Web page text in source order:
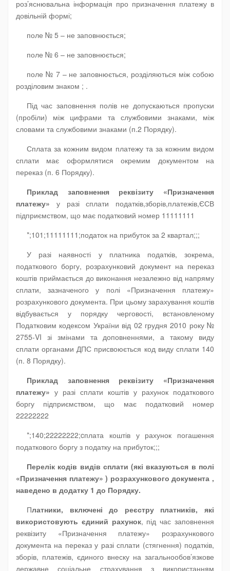
роз’яснювальна інформація про призначення платежу в
довільній формі;
поле № 5 – не заповнюється;
поле № 6 – не заповнюється;
поле № 7 – не заповнюється, розділяються між собою
розділовим знаком ; .
Під час заповнення полів не допускаються пропуски
(пробіли) між цифрами та службовими знаками, між
словами та службовими знаками (п.2 Порядку).
Сплата за кожним видом платежу та за кожним видом
сплати має оформлятися окремим документом на
переказ (п. 6 Порядку).
Приклад заповнення реквізиту «Призначення
платежу» у разі сплати податків,зборів,платежів,ЄСВ
підприємством, що має податковий номер 11111111
*;101;11111111;податок на прибуток за 2 квартал;;;
У разі наявності у платника податків, зокрема,
податкового боргу, розрахунковий документ на переказ
коштів приймається до виконання незалежно від напряму
сплати, зазначеного у полі «Призначення платежу»
розрахункового документа. При цьому зарахування коштів
відбувається у порядку черговості, встановленому
Податковим кодексом України від 02 грудня 2010 року №
2755-VI зі змінами та доповненнями, а такому виду
сплати органами ДПС присвоюється код виду сплати 140
(п. 8 Порядку).
Приклад заповнення реквізиту «Призначення
платежу» у разі сплати коштів у рахунок податкового
боргу підприємством, що має податковий номер
22222222
*;140;22222222;cплата коштів у рахунок погашення
податкового боргу з податку на прибуток;;;
Перелік кодів видів сплати (які вказуються в полі
«Призначення платежу» ) розрахункового документа ,
наведено в додатку 1 до Порядку.
Платники, включені до реєстру платників, які
використовують єдиний рахунок, під час заповнення
реквізиту «Призначення платежу» розрахункового
документа на переказ у разі сплати (стягнення) податків,
зборів, платежів, єдиного внеску на загальнообов’язкове
державне соціальне страхування з використанням